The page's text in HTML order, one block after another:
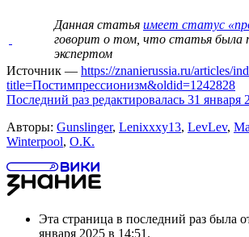
Данная статья имеет статус
говорит о том, что статья была
экспертом
Источник — https://znanierussia.ru/articles/
title=Постимпрессионизм&oldid=1242828
Последний раз редактировалась 31 января
Авторы: Gunslinger, Lenixxxy13, LevLev,
Winterpool, О.К.
Эта страница в последний раз была
января 2025 в 14:51.